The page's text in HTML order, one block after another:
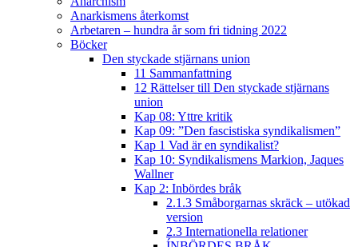
Anarkismens återkomst
Arbetaren – hundra år som fri tidning 2022
Böcker
Den styckade stjärnans union
11 Sammanfattning
12 Rättelser till Den styckade stjärnans
union
Kap 08: Yttre kritik
Kap 09: ”Den fascistiska syndikalismen”
Kap 1 Vad är en syndikalist?
Kap 10: Syndikalismens Markion, Jaques
Wallner
Kap 2: Inbördes bråk
2.1.3 Småborgarnas skräck – utökad
version
2.3 Internationella relationer